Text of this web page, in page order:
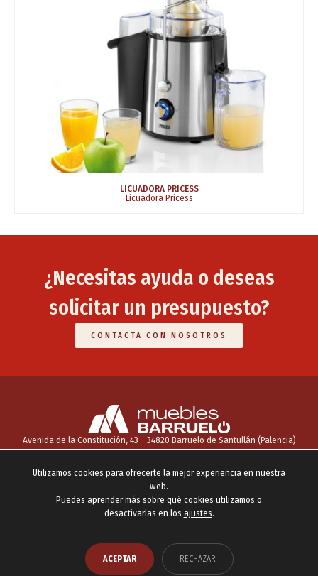
LICUADORA PRICESS
Licuadora Pricess
¿Necesitas ayuda o deseas
solicitar un presupuesto?
CONTACTA CON NOSOTROS
Avenida de la Constitución, 43 – 34820 Barruelo de Santullán (Palencia)
info@mueblesbarruelo.com693 06 23 95Facebook
POLÍTICA DE COOKIES POLÍTICA DE PRIVACIDAD AJUSTES COOKIES
2026 © Todos los derechos reservados
Utilizamos cookies para ofrecerte la mejor experiencia en nuestra
web.
Puedes aprender más sobre qué cookies utilizamos o
desactivarlas en los ajustes.
ACEPTAR RECHAZAR
¿Necesitas ayuda?
Iniciar conversación